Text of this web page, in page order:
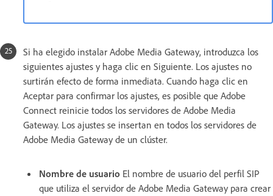
Si ha elegido instalar Adobe Media Gateway, introduzca los
siguientes ajustes y haga clic en Siguiente. Los ajustes no
surtirán efecto de forma inmediata. Cuando haga clic en
Aceptar para confirmar los ajustes, es posible que Adobe
Connect reinicie todos los servidores de Adobe Media
Gateway. Los ajustes se insertan en todos los servidores de
Adobe Media Gateway de un clúster.
Nombre de usuario El nombre de usuario del perfil SIP
que utiliza el servidor de Adobe Media Gateway para crear